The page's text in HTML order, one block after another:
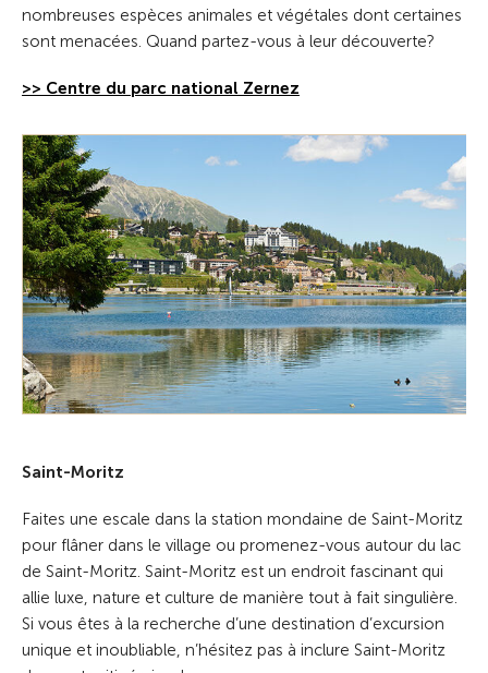
nombreuses espèces animales et végétales dont certaines
sont menacées. Quand partez-vous à leur découverte?
>> Centre du parc national Zernez
Saint-Moritz
Faites une escale dans la station mondaine de Saint-Moritz
pour flâner dans le village ou promenez-vous autour du lac
de Saint-Moritz. Saint-Moritz est un endroit fascinant qui
allie luxe, nature et culture de manière tout à fait singulière.
Si vous êtes à la recherche d’une destination d’excursion
unique et inoubliable, n’hésitez pas à inclure Saint-Moritz